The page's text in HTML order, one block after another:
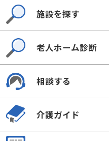
施設を探す
老人ホーム診断
相談する
介護ガイド